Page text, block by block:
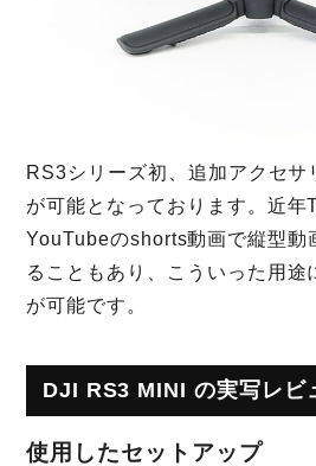
RS3シリーズ初、追加アクセサ
が可能となっております。近年
YouTubeのshorts動画で縦型動
ることもあり、こういった用途
が可能です。
DJI RS3 MINI の実写レビ
使用したセットアップ